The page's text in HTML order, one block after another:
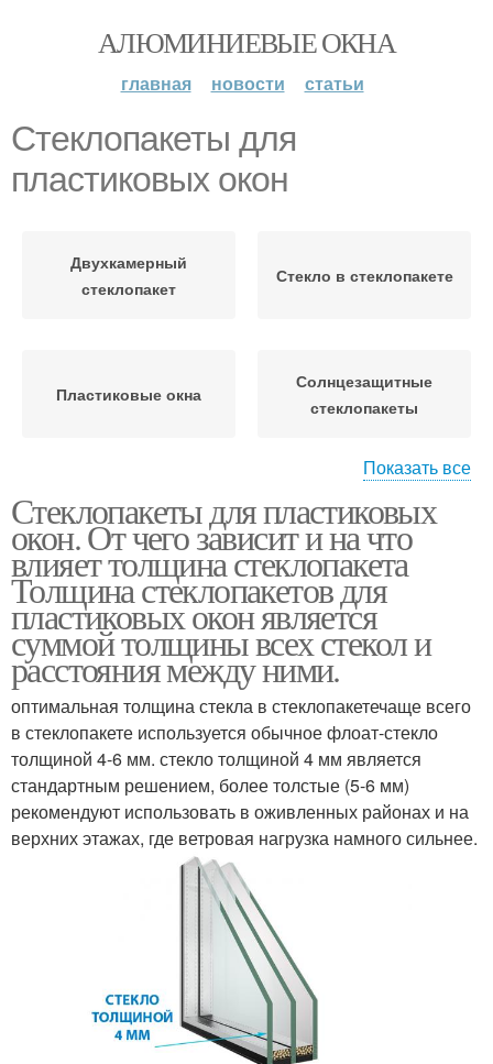
АЛЮМИНИЕВЫЕ ОКНА
главная новости статьи
Стеклопакеты для
пластиковых окон
Двухкамерный
стеклопакет
Стекло в стеклопакете
Пластиковые окна
Солнцезащитные
стеклопакеты
стеклопакет
пластиковых и
Металлопластиковые
окна
Однокамерные
стеклопакеты
Трехкамерные
стеклопакеты
Шумоизолирующие
стеклопакеты
Камерный стеклопакет
Мультифункциональный
стеклопакет
Показать все
Стеклопакеты для пластиковых
окон. От чего зависит и на что
влияет толщина стеклопакета
Толщина стеклопакетов для
пластиковых окон является
суммой толщины всех стекол и
расстояния между ними.
оптимальная толщина стекла в стеклопакетечаще всего
в стеклопакете используется обычное флоат-стекло
толщиной 4-6 мм. стекло толщиной 4 мм является
стандартным решением, более толстые (5-6 мм)
рекомендуют использовать в оживленных районах и на
верхних этажах, где ветровая нагрузка намного сильнее.